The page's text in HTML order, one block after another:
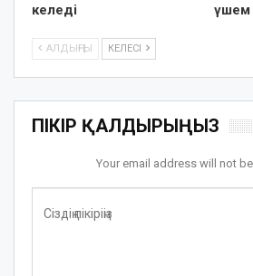
келеді
үшем
АЛДЫҢҒЫ КЕЛЕСІ
ПІКІР ҚАЛДЫРЫҢЫЗ
Your email address will not